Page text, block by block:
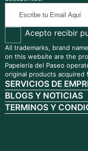
Email
Aquí
Acepto recibir
All trademarks, brand
on this website are the
Papelería del Paseo
original products
SERVICIOS DE
BLOGS Y NOTICIAS
TERMINOS Y